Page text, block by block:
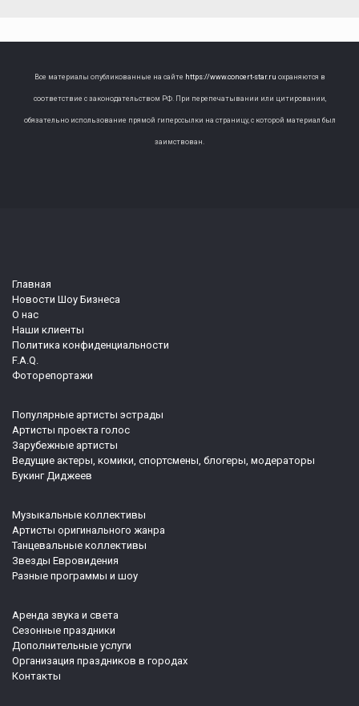
Все материалы опубликованные на сайте https://www.concert-star.ru охраняются в
соответствие с законодательством РФ. При перепечатывании или цитировании,
обязательно использование прямой гиперссылки на страницу, с которой материал был
заимствован.
Главная
Новости Шоу Бизнеса
О нас
Наши клиенты
Политика конфиденциальности
F.A.Q.
Фоторепортажи
Популярные артисты эстрады
Артисты проекта голос
Зарубежные артисты
Ведущие актеры, комики, спортсмены, блогеры, модераторы
Букинг Диджеев
Музыкальные коллективы
Артисты оригинального жанра
Танцевальные коллективы
Звезды Евровидения
Разные программы и шоу
Аренда звука и света
Сезонные праздники
Дополнительные услуги
Организация праздников в городах
Контакты